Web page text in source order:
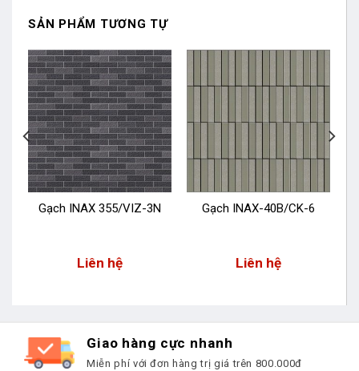
SẢN PHẨM TƯƠNG TỰ
Gạch INAX 355/VIZ-3N
Liên hệ
Gạch INAX-40B/CK-6
Liên hệ
Giao hàng cực nhanh
Miễn phí với đơn hàng trị giá trên 800.000đ